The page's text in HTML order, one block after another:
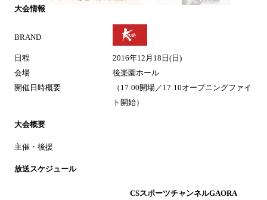
大会情報
BRAND
日程
2016年12月18日(日)
会場
後楽園ホール
開催日時概要
（17:00開場／17:10オープニングファイ
ト開始）
大会概要
主催・後援
放送スケジュール
CSスポーツチャンネルGAORA